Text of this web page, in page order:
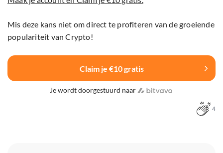
Mis deze kans niet om direct te profiteren van de groeiende
populariteit van Crypto!
Claim je €10 gratis
Je wordt doorgestuurd naar
4